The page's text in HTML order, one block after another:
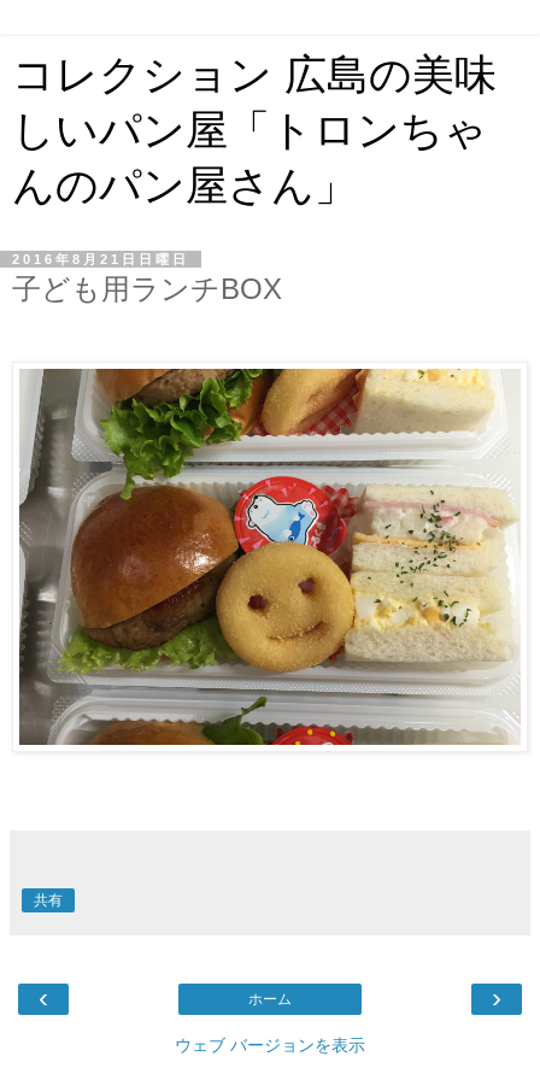
コレクション 広島の美味
しいパン屋「トロンちゃ
んのパン屋さん」
2016年8月21日日曜日
子ども用ランチBOX
共有
‹ ›
ホーム
ウェブ バージョンを表示